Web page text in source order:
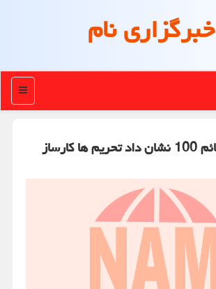
خبرگزاری نام
منو
پرتاب ماهواره قائم 100 نشان داد تحریم ها کارساز